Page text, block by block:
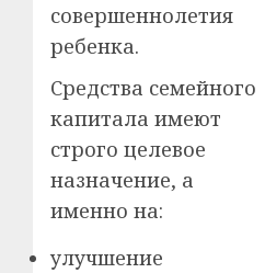
совершеннолетия
ребенка.
Средства семейного
капитала имеют
строго целевое
назначение, а
именно на:
улучшение